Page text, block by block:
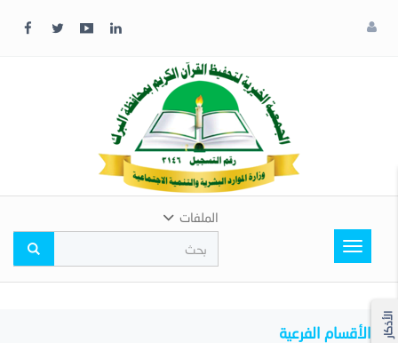
Toggle
navigation
الملفات
الأذكار الأقسام الفرعية